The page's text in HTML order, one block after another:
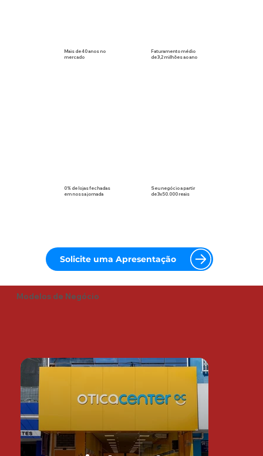
Mais de 40 anos no
mercado
Faturamento médio
de 3,2 milhões ao ano
0% de lojas fechadas
em nossa jornada
Seu negócio a partir
de 3x 50.000 reais
Solicite uma Apresentação
Modelos de Negócio